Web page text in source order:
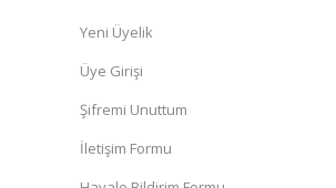
Ürünler kaliteli. Sistem hızlı çalışıyor
O... Ö... | 16/03/2026
Yeni Üyelik
Üye Girişi
Şifremi Unuttum
İletişim Formu